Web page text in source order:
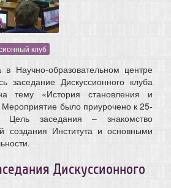
клуб
Научно-образовательном центре
заседание Дискуссионного клуба
тему «История становления и
было приурочено к 25-
заседания – знакомство
создания Института и основными
Дискуссионного